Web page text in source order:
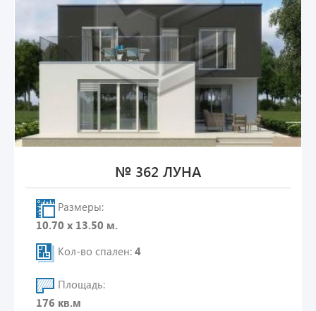
№ 362 ЛУНА
Размеры:
10.70 х 13.50 м.
Кол-во спален: 4
Площадь:
176 кв.м